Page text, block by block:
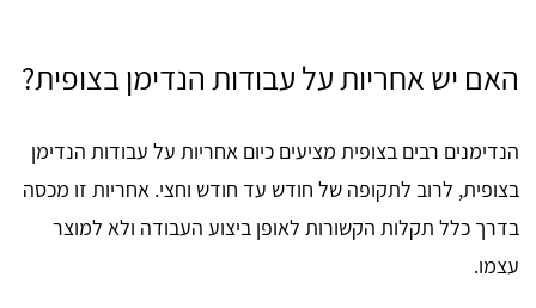
האם יש אחריות על עבודות הנדימן בצופית?
הנדימנים רבים בצופית מציעים כיום אחריות על עבודות הנדימן
בצופית, לרוב לתקופה של חודש עד חודש וחצי. אחריות זו מכסה
בדרך כלל תקלות הקשורות לאופן ביצוע העבודה ולא למוצר
עצמו.